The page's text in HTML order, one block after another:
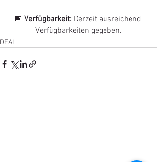
📅 Verfügbarkeit: Derzeit ausreichend
Verfügbarkeiten gegeben.
DEAL